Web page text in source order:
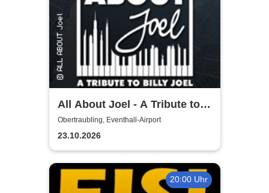
All About Joel - A Tribute to
Billy Joel
Obertraubling, Eventhall-Airport
23.10.2026
20:00 Uhr